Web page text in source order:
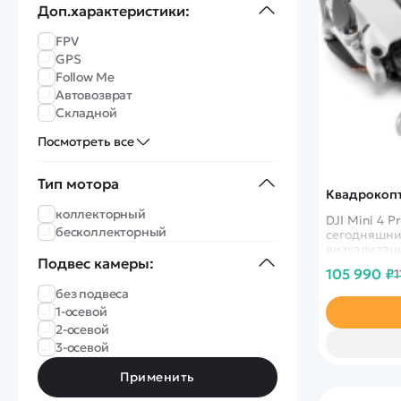
Доп.характеристики:
FPV
GPS
Follow Me
Автовозврат
Складной
Посмотреть все
Тип мотора
коллекторный
бесколлекторный
Подвес камеры:
без подвеса
1-осевой
2-осевой
3-осевой
Применить
DJI Mini 4
видео в
105 990 ₽